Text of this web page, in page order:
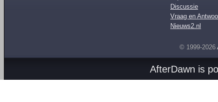
Discussie
Vraag en
Nieuws2.nl
© 1999-2026
AfterDawn is